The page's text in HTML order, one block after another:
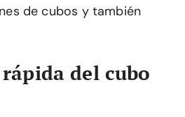
de cubos y también
del cubo